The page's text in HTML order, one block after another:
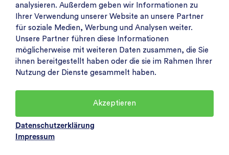
analysieren. Außerdem geben wir Informationen zu
Ihrer Verwendung unserer Website an unsere Partner
für soziale Medien, Werbung und Analysen weiter.
Unsere Partner führen diese Informationen
möglicherweise mit weiteren Daten zusammen, die Sie
ihnen bereitgestellt haben oder die sie im Rahmen Ihrer
Nutzung der Dienste gesammelt haben.
Akzeptieren
Datenschutzerklärung
Impressum